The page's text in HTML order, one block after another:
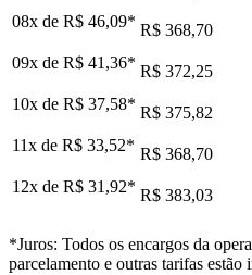
08x de R$ 46,09* R$ 368,70
09x de R$ 41,36* R$ 372,25
10x de R$ 37,58* R$ 375,82
11x de R$ 33,52* R$ 368,70
12x de R$ 31,92* R$ 383,03
*Juros: Todos os encargos da
parcelamento e outras tarifas estão